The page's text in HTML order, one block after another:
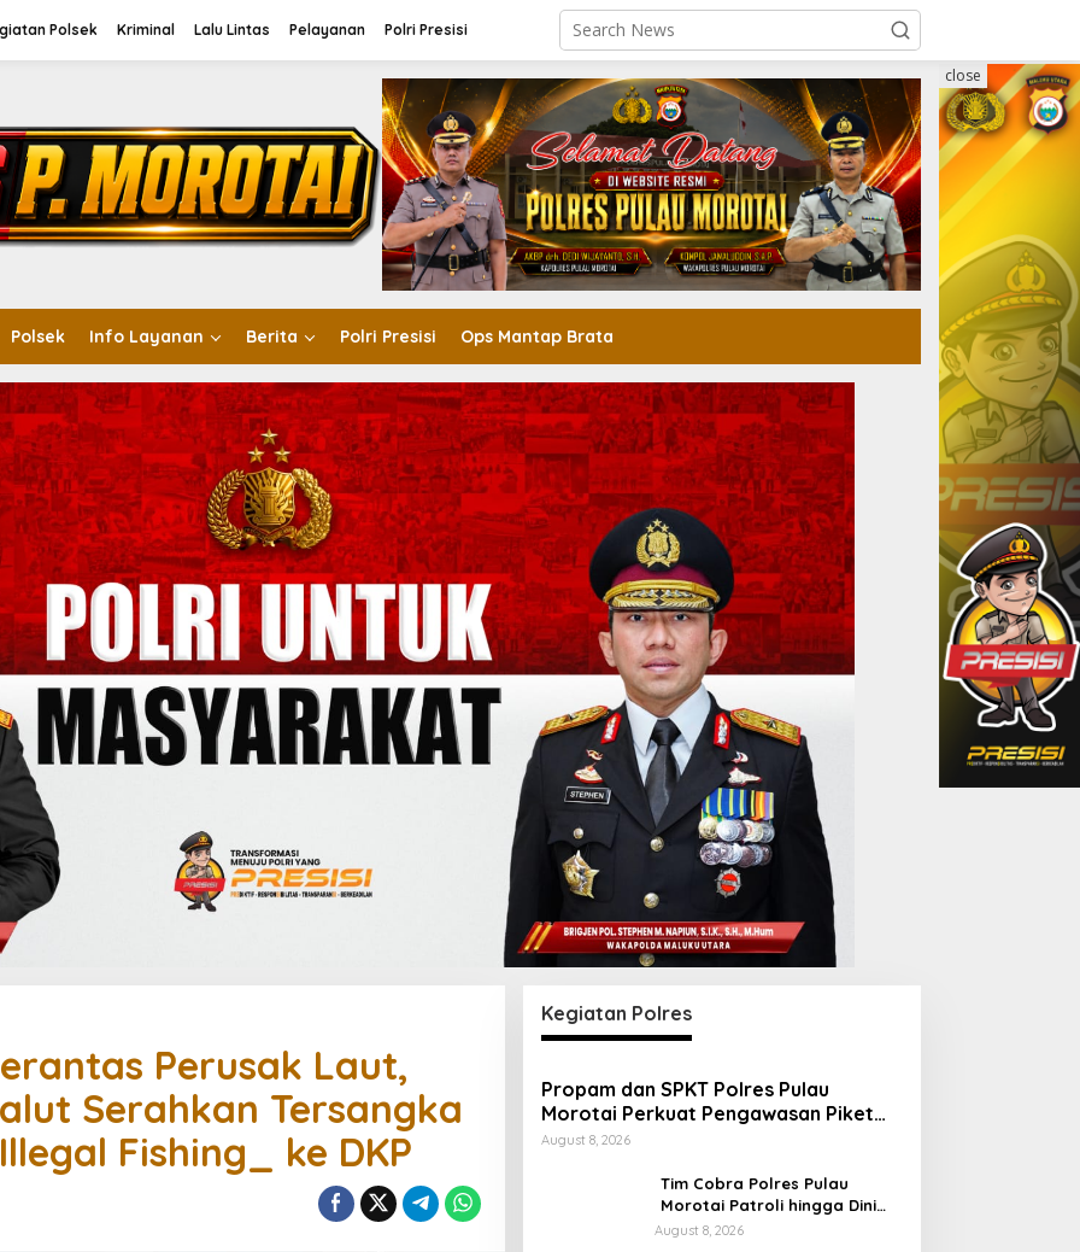
Polsek Kriminal Lalu Lintas Pelayanan Polri Presisi
Polsek Info Layanan Berita Polri Presisi Ops Mantap Brata
close
Perusak Laut,
Serahkan Tersangka
Fishing_ ke DKP
Kegiatan Polres
Propam dan SPKT Polres Pulau
Morotai Perkuat Pengawasan Piket
dan Pelayanan Masyarakat Selama
August 8, 2026
Tim Cobra Polres Pulau
Morotai Patroli hingga Dini
Hari, Cegah Miras dan
August 8, 2026